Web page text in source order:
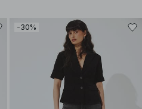
-30%